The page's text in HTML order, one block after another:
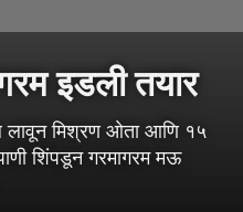
इडली तयार
लावून मिश्रण ओता आणि १५
शिंपडून गरमागरम मऊ